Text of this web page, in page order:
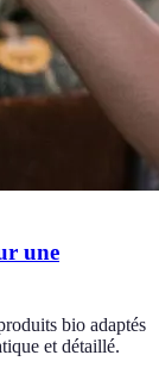
une
bio adaptés
et détaillé.